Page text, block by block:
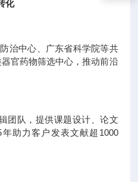
化
治中心、广东省科学院等共
官药物筛选中心，推动前沿
团队，提供课题设计、论文
助力客户发表文献超1000